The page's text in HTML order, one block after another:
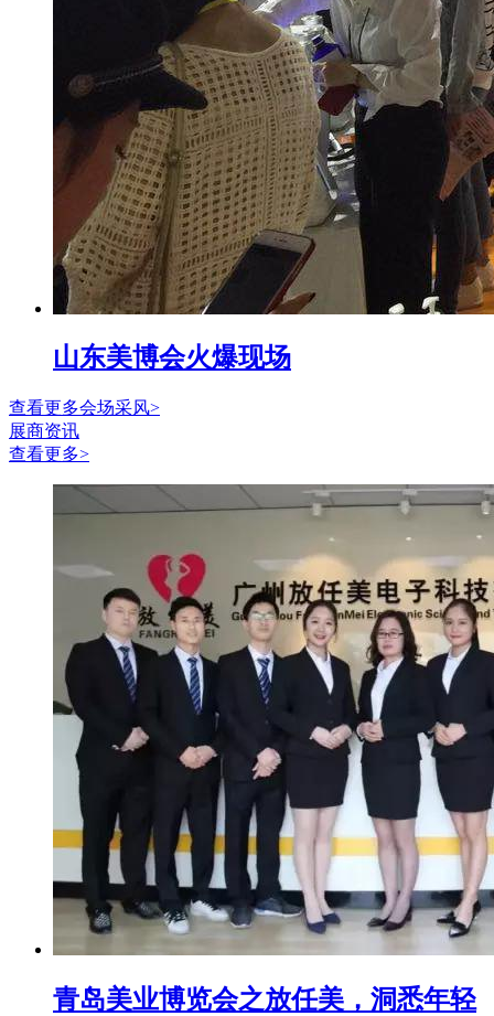
山东美博会火爆现场
查看更多会场采风>
展商资讯
查看更多>
青岛美业博览会之放任美，洞悉年轻